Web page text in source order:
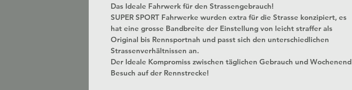
Das Ideale Fahrwerk für den Strassengebrauch!
SUPER SPORT Fahrwerke wurden extra für die Strasse konzipiert, es
hat eine grosse Bandbreite der Einstellung von leicht straffer als
Original bis Rennsportnah und passt sich den unterschiedlichen
Strassenverhältnissen an.
Der Ideale Kompromiss zwischen täglichen Gebrauch und Wochenend
Besuch auf der Rennstrecke!